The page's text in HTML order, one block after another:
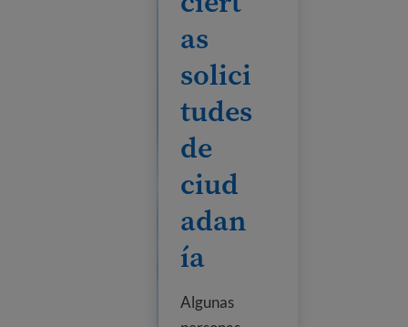
as
solici
tudes
de
ciud
adan
ía
Algunas